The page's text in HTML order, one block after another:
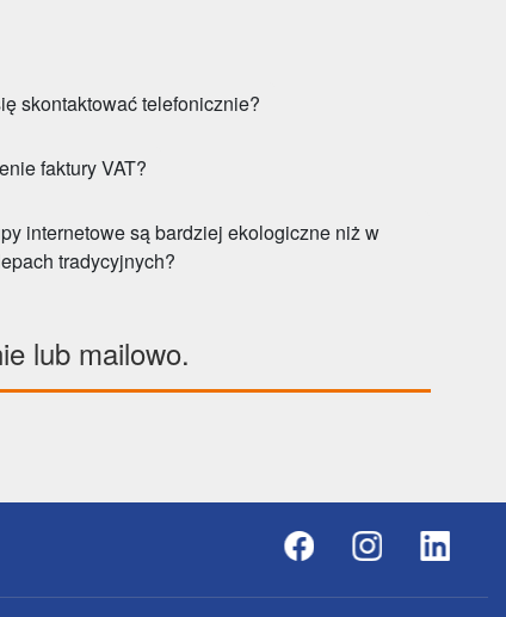
skontaktować telefonicznie?
faktury VAT?
internetowe są bardziej ekologiczne niż w
tradycyjnych?
lub mailowo.